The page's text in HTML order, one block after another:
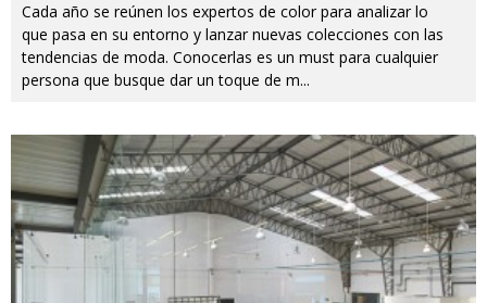
Cada año se reúnen los expertos de color para analizar lo
que pasa en su entorno y lanzar nuevas colecciones con las
tendencias de moda. Conocerlas es un must para cualquier
persona que busque dar un toque de m...